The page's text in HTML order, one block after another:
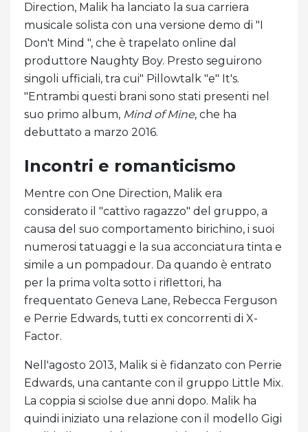
Direction, Malik ha lanciato la sua carriera
musicale solista con una versione demo di "I
Don't Mind ", che è trapelato online dal
produttore Naughty Boy. Presto seguirono
singoli ufficiali, tra cui" Pillowtalk "e" It's.
"Entrambi questi brani sono stati presenti nel
suo primo album, Mind of Mine, che ha
debuttato a marzo 2016.
Incontri e romanticismo
Mentre con One Direction, Malik era
considerato il "cattivo ragazzo" del gruppo, a
causa del suo comportamento birichino, i suoi
numerosi tatuaggi e la sua acconciatura tinta e
simile a un pompadour. Da quando è entrato
per la prima volta sotto i riflettori, ha
frequentato Geneva Lane, Rebecca Ferguson
e Perrie Edwards, tutti ex concorrenti di X-
Factor.
Nell'agosto 2013, Malik si è fidanzato con Perrie
Edwards, una cantante con il gruppo Little Mix.
La coppia si sciolse due anni dopo. Malik ha
quindi iniziato una relazione con il modello Gigi